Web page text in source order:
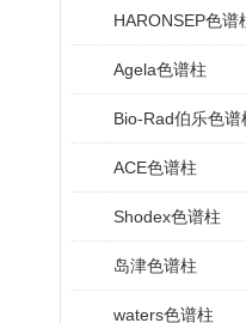
HARONSEP色谱
Agela色谱柱
Bio-Rad伯乐色谱
ACE色谱柱
Shodex色谱柱
岛津色谱柱
waters色谱柱